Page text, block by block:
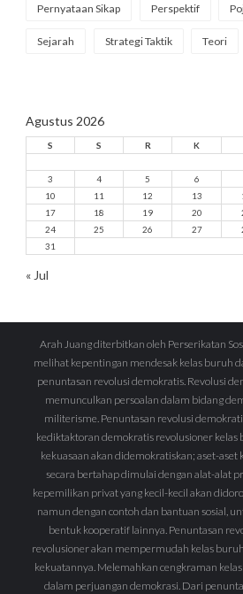
Pernyataan Sikap Perspektif
Sejarah Strategi Taktik Teori
Agustus 2026
S S R K
3
4 5 6
10
11 12 13
17
18 19 20
24
25 26 27
31
« Jul
Arah Juang diterbitkan oleh Perserikatan
melihat kepentingan mendesak kelas buruh
penuntasan revolusi demokratis. Revolusi
memunculkan persoalan dalam bidang
militerisme. Penuntasan revolusi
kediktaktoran demokratis revolusioner kelas
kekuasaan akan didemokratiskan; aset-
secara bertahap dimulai dengan alat-alat
kepemilikan privat yang kecil-kecil akan
namun dengan contoh dan bantuan sosial,
bentuk kooperatif lainnya. Penuntasan
revolusioner akan mempermudah kelas
kekuatannya. Melemahkan cengkraman
dalam perjuangan demokrasi. Dari